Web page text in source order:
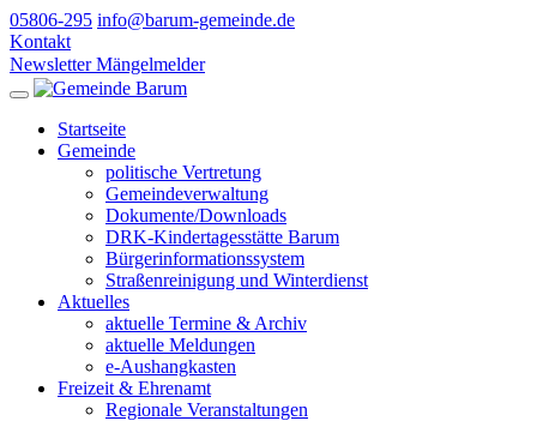
05806-295 info@barum-gemeinde.de
Kontakt
Newsletter Mängelmelder
Startseite
Gemeinde
politische Vertretung
Gemeindeverwaltung
Dokumente/Downloads
DRK-Kindertagesstätte Barum
Bürgerinformationssystem
Straßenreinigung und Winterdienst
Aktuelles
aktuelle Termine & Archiv
aktuelle Meldungen
e-Aushangkasten
Freizeit & Ehrenamt
Regionale Veranstaltungen